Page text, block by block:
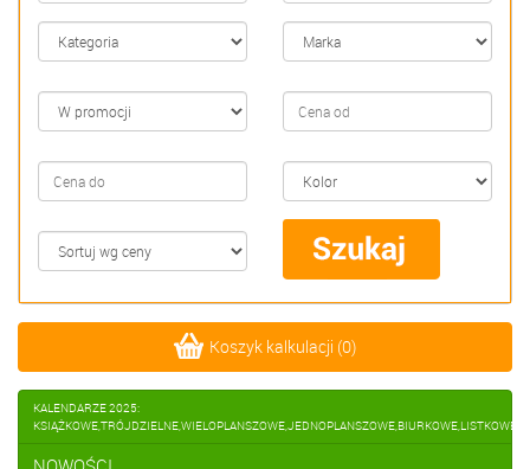
Koszyk kalkulacji (0)
KALENDARZE 2025:
KSIĄŻKOWE,TRÓJDZIELNE,WIELOPLANSZOWE,JEDNOPLANSZOWE,BIURKOWE,LISTKOWE